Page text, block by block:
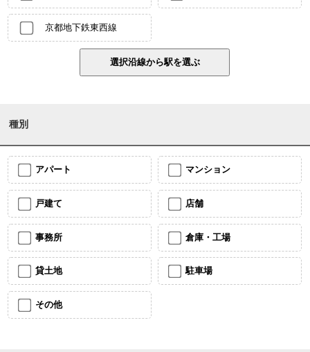
京都地下鉄東西線
種別
アパート マンション
戸建て 店舗
事務所 倉庫・工場
貸土地 駐車場
その他